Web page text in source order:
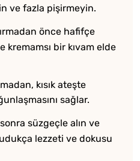
ve fazla pişirmeyin.
önce hafifçe
kremamsı bir kıvam elde
kısık ateşte
sağlar.
süzgeçle alın ve
lezzeti ve dokusu